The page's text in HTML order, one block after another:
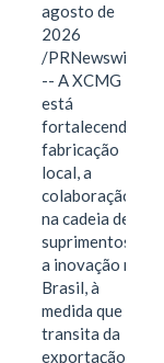
agosto de
2026
/PRNewswire/
-- A XCMG
está
fortalecendo a
fabricação
local, a
colaboração
na cadeia de
suprimentos e
a inovação no
Brasil, à
medida que
transita da
exportação de